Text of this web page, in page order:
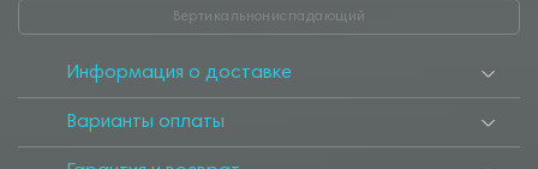
Вертикальнониспадающий
Информация о доставке
Варианты оплаты